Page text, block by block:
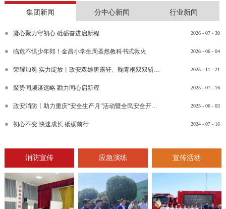
集团新闻 分中心新闻 行业新闻
2026 - 07 - 30
凝心聚力守初心 砥砺奋进启新程
2026 - 06 - 04
临危不惧少年郎！金昌小学生周圣然教科书式救火
2025 - 11 - 21
荣耀加冕 实力绽放丨政安双雄唐露轩、鞠青桐双双斩获“渝消蓝盾讲师团金牌讲师”比武竞赛决赛大奖
2025 - 07 - 16
聚势同频谋远略 勠力同心启新程
2025 - 06 - 03
政安消防丨助力重庆“安全生产月”活动暨全民安全开放日活动
2024 - 07 - 16
初心不变 快速成长 砥砺前行
消防宣传 应急演练 宣传活动